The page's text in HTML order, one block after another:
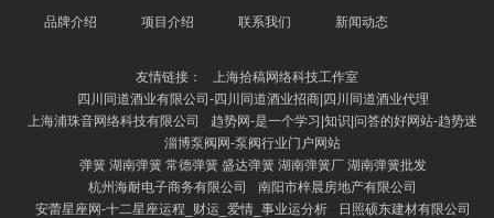
作念出“情态包”式的呆滞脸，让网友直呼“太萌了”。更
以受接待，除了
品牌介绍 项目介绍 联系我们 新闻动态
友情链接：
上海拾稿网络科技工作室
四川同道酒业有限公司-四川同道酒业招商|四川同道酒业代理
上海浦珠音网络科技有限公司
趋势网-是一个学习|知识|问答的好网站-趋势迷
淄博泵阀网-泵阀行业门户网站
弹簧 湖南弹簧 常德弹簧 盛达弹簧 湖南弹簧厂 湖南弹簧批发
杭州海耐电子商务有限公司
南阳市梓晨房地产有限公司
安蕾星座网-十二星座运程_财运_爱情_事业运分析
日照硕东建材有限公司